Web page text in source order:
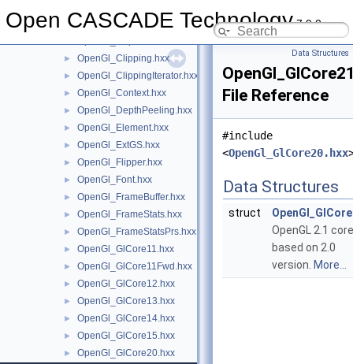
Open CASCADE Technology7.9.0
► OpenGl_CappingPlaneResource.hxx
► OpenGl_Clipping.hxx
► OpenGl_ClippingIterator.hxx
► OpenGl_Context.hxx
► OpenGl_DepthPeeling.hxx
► OpenGl_Element.hxx
► OpenGl_ExtGS.hxx
► OpenGl_Flipper.hxx
► OpenGl_Font.hxx
► OpenGl_FrameBuffer.hxx
► OpenGl_FrameStats.hxx
► OpenGl_FrameStatsPrs.hxx
► OpenGl_GlCore11.hxx
► OpenGl_GlCore11Fwd.hxx
► OpenGl_GlCore12.hxx
► OpenGl_GlCore13.hxx
► OpenGl_GlCore14.hxx
► OpenGl_GlCore15.hxx
► OpenGl_GlCore20.hxx
Data Structures
File Reference
#include
<OpenGl_GlCore20.hxx
Data Structures
struct
OpenGL 2.1 core
based on 2.0
version. More...